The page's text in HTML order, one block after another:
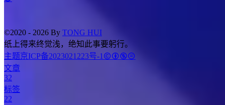
©2020 - 2026 By TONG HUI
纸上得来终觉浅，绝知此事要躬行。
主题京ICP备2023021223号-1
文章
32
标签
22